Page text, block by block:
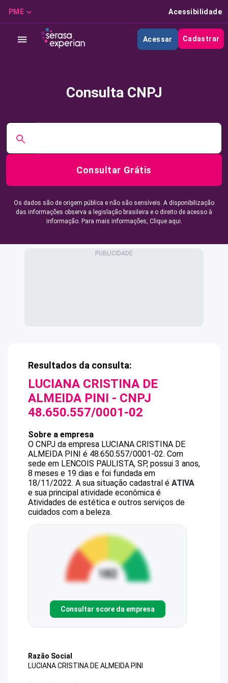
PME Acessibilidade
Acessar Cadastrar
Consulta CNPJ
Consultar Grátis
Os dados são de origem pública e não são sensíveis. A disponibilização
das informações observa a legislação brasileira e o direito de acesso à
informação. Para mais informações, Clique aqui.
Resultados da consulta:
LUCIANA CRISTINA DE
ALMEIDA PINI - CNPJ
48.650.557/0001-02
Sobre a empresa
O CNPJ da empresa LUCIANA CRISTINA DE
ALMEIDA PINI é 48.650.557/0001-02. Com
sede em LENCOIS PAULISTA, SP, possui 3 anos,
8 meses e 19 dias e foi fundada em
18/11/2022. A sua situação cadastral é ATIVA
e sua principal atividade econômica é
Atividades de estética e outros serviços de
cuidados com a beleza.
Consultar score da empresa
Razão Social
LUCIANA CRISTINA DE ALMEIDA PINI